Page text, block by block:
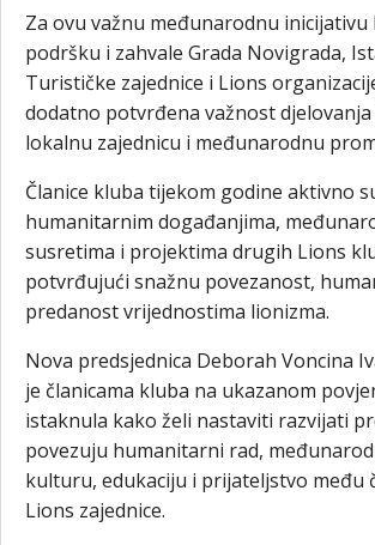
Za ovu važnu međunarodnu
podršku i zahvale Grada Novigrada,
Turističke zajednice i Lions
dodatno potvrđena važnost djelovanja
lokalnu zajednicu i međunarodnu
Članice kluba tijekom godine aktivno
humanitarnim događanjima,
susretima i projektima drugih Lions
potvrđujući snažnu povezanost,
predanost vrijednostima lionizma.
Nova predsjednica Deborah Voncina
je članicama kluba na ukazanom
istaknula kako želi nastaviti razvijati
povezuju humanitarni rad,
kulturu, edukaciju i prijateljstvo među
Lions zajednice.